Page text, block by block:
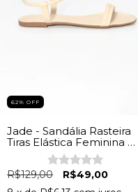
62% OFF
Jade - Sandália Rasteira
Tiras Elástica Feminina Off
R$129,00
R$49,00